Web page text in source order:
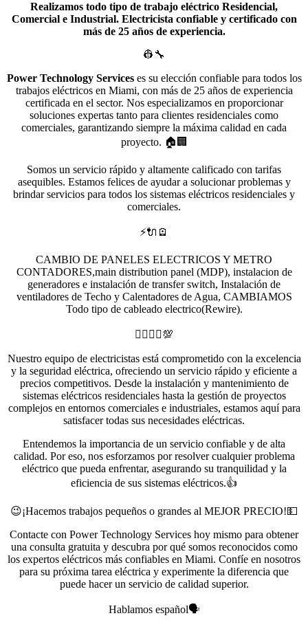
Realizamos todo tipo de trabajo eléctrico Residencial,
Comercial e Industrial. Electricista confiable y certificado con
más de 25 años de experiencia.
👷🔧
Power Technology Serviceses su elección confiable para todos los
trabajos eléctricos en Miami, con más de 25 años de experiencia
certificada en el sector. Nos especializamos en proporcionar
soluciones expertas tanto para clientes residenciales como
comerciales, garantizando siempre la máxima calidad en cada
proyecto. 🏠🏢
Somos un servicio rápido y altamente calificado con tarifas
asequibles. Estamos felices de ayudar a solucionar problemas y
brindar servicios para todos los sistemas eléctricos residenciales y
comerciales.
⚡🔌🪫
CAMBIO DE PANELES ELECTRICOS Y METRO
CONTADORES,main distribution panel (MDP), instalacion de
generadores e instalación de transfer switch, Instalación de
ventiladores de Techo y Calentadores de Agua, CAMBIAMOS
Todo tipo de cableado electrico(Rewire).
👷‍♀️👷‍♂️💯
Nuestro equipo de electricistas está comprometido con la excelencia
y la seguridad eléctrica, ofreciendo un servicio rápido y eficiente a
precios competitivos. Desde la instalación y mantenimiento de
sistemas eléctricos residenciales hasta la gestión de proyectos
complejos en entornos comerciales e industriales, estamos aquí para
satisfacer todas sus necesidades eléctricas.
Entendemos la importancia de un servicio confiable y de alta
calidad. Por eso, nos esforzamos por resolver cualquier problema
eléctrico que pueda enfrentar, asegurando su tranquilidad y la
eficiencia de sus sistemas eléctricos.👍
😉¡Hacemos trabajos pequeños o grandes al MEJOR PRECIO!💵
Contacte con Power Technology Services hoy mismo para obtener
una consulta gratuita y descubra por qué somos reconocidos como
los expertos eléctricos más confiables en Miami. Confíe en nosotros
para su próxima tarea eléctrica y experimente la diferencia que
puede hacer un servicio de calidad superior.
Hablamos español🗣️